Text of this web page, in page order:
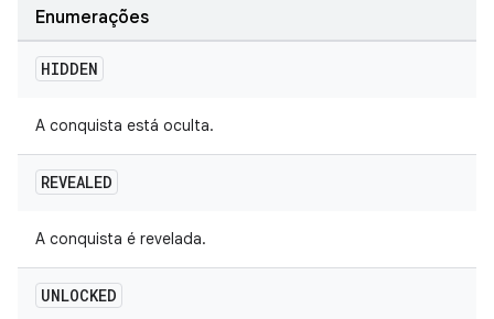
Enumerações
HIDDEN
A conquista está oculta.
REVEALED
A conquista é revelada.
UNLOCKED